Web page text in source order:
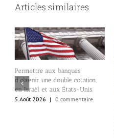
Articles similaires
Permettre aux banques
d’obtenir une double cotation,
en Israël et aux États-Unis.
5 Août 2026
| 0 commentaire